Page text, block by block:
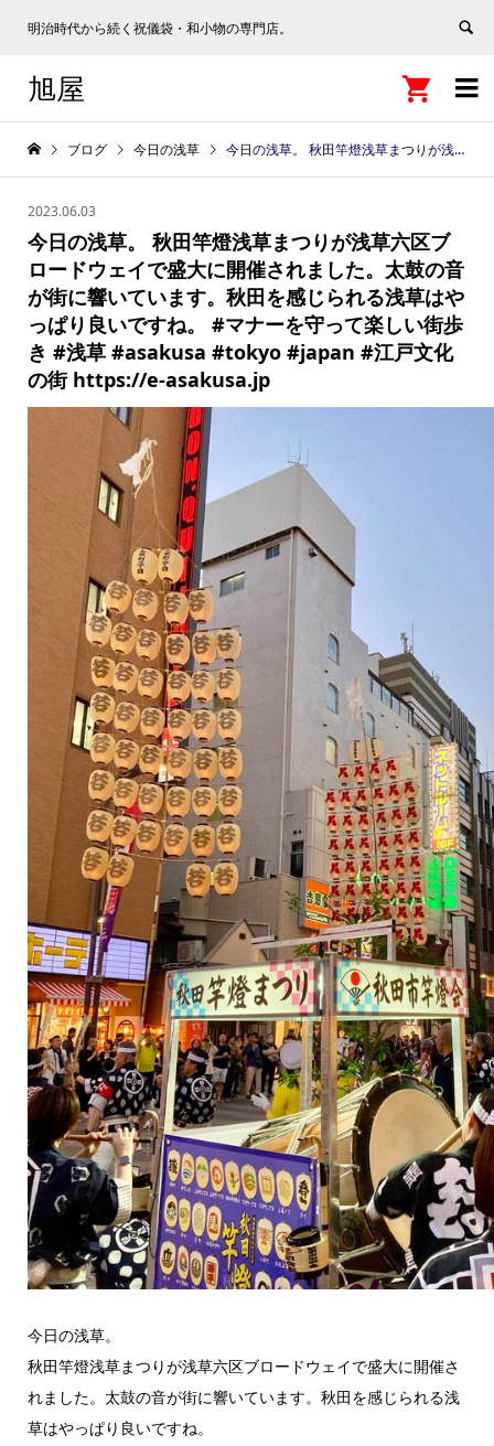
明治時代から続く祝儀袋・和小物の専門店。

旭屋 
ブログ 今日の浅草 今日の浅草。 秋田竿燈浅草まつりが浅草六区ブロードウェイで盛大に開催されました。太鼓の音が街に響いています。秋田を感じられる浅草はやっぱり良いですね。 #マナーを守って楽しい街歩き #浅草 #asakusa #tokyo #japan #江戸文化の街 https://e-asakusa.jp
2023.06.03
今日の浅草。 秋田竿燈浅草まつりが浅草六区ブ
ロードウェイで盛大に開催されました。太鼓の音
が街に響いています。秋田を感じられる浅草はや
っぱり良いですね。 #マナーを守って楽しい街歩
き #浅草 #asakusa #tokyo #japan #江戸文化
の街 https://e-asakusa.jp
今日の浅草。
秋田竿燈浅草まつりが浅草六区ブロードウェイで盛大に開催さ
れました。太鼓の音が街に響いています。秋田を感じられる浅
草はやっぱり良いですね。